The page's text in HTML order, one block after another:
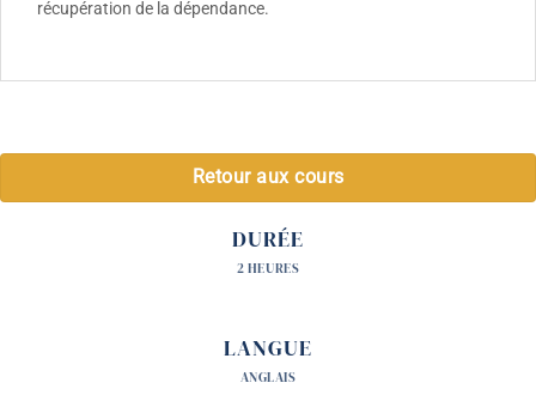
récupération de la dépendance.
Retour aux cours
DURÉE
2 HEURES
LANGUE
ANGLAIS